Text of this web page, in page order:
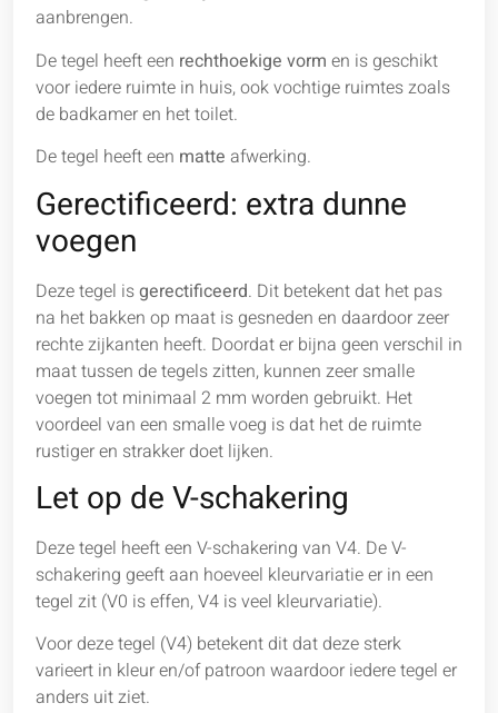
aanbrengen.
De tegel heeft een rechthoekige vorm en is geschikt
voor iedere ruimte in huis, ook vochtige ruimtes zoals
de badkamer en het toilet.
De tegel heeft een matte afwerking.
Gerectificeerd: extra dunne
voegen
Deze tegel isgerectificeerd. Dit betekent dat het pas
na het bakken op maat is gesneden en daardoor zeer
rechte zijkanten heeft. Doordat er bijna geen verschil in
maat tussen de tegels zitten, kunnen zeer smalle
voegen tot minimaal 2 mm worden gebruikt. Het
voordeel van een smalle voeg is dat het de ruimte
rustiger en strakker doet lijken.
Let op de V-schakering
Deze tegel heeft een V-schakering van V4. De V-
schakering geeft aan hoeveel kleurvariatie er in een
tegel zit (V0 is effen, V4 is veel kleurvariatie).
Voor deze tegel (V4) betekent dit dat deze sterk
varieert in kleur en/of patroon waardoor iedere tegel er
anders uit ziet.